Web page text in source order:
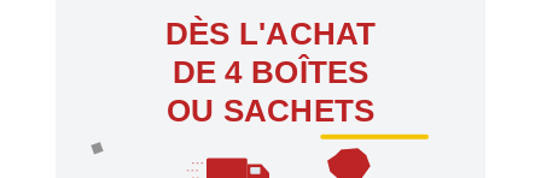
DÈS L'ACHAT
DE 4 BOÎTES
OU SACHETS